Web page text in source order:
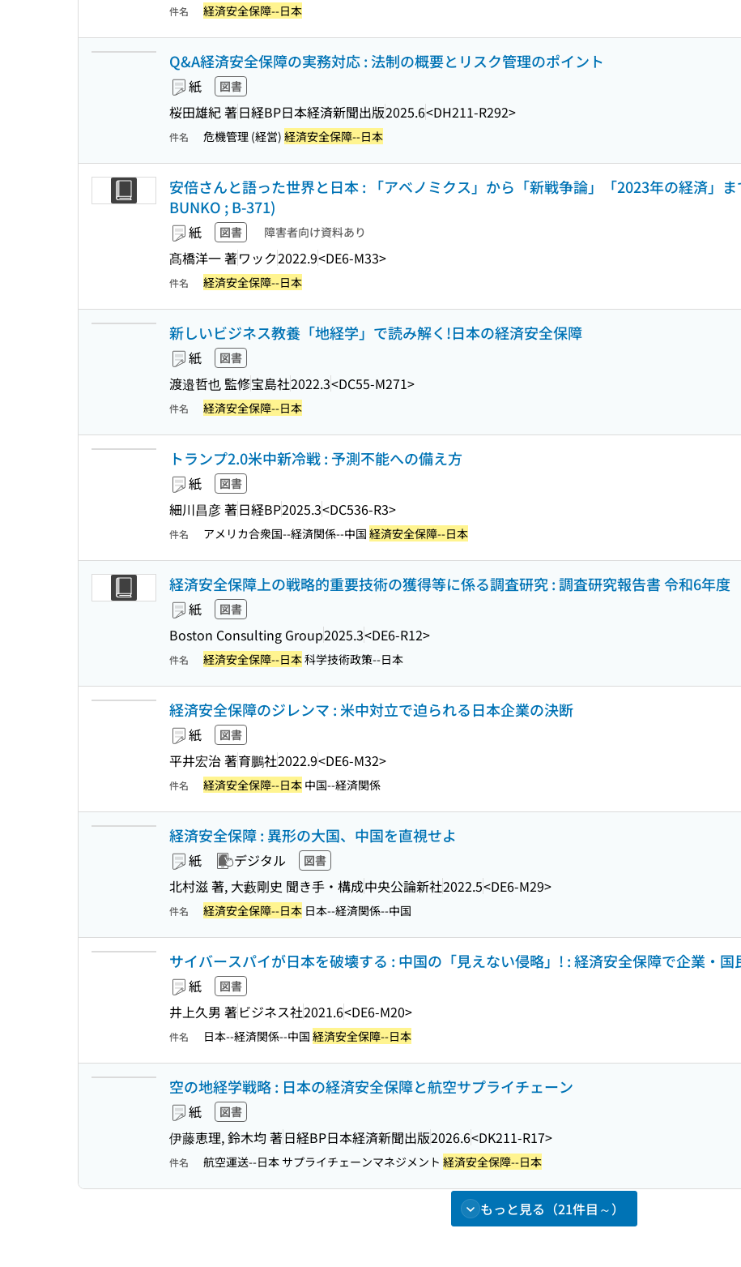
件名 経済安全保障--日本
Q&A経済安全保障の実務対応 : 法制の概要とリスク管理のポイント
紙 図書
桜田雄紀 著日経BP日本経済新聞出版2025.6<DH211-R292>
件名 危機管理 (経営) 経済安全保障--日本
安倍さんと語った世界と日本 : 「アベノミクス」から「新戦争論」「2023年の経済」ま
BUNKO ; B-371)
紙 図書 障害者向け資料あり
髙橋洋一 著ワック2022.9<DE6-M33>
件名 経済安全保障--日本
新しいビジネス教養「地経学」で読み解く!日本の経済安全保障
紙 図書
渡邉哲也 監修宝島社2022.3<DC55-M271>
件名 経済安全保障--日本
トランプ2.0米中新冷戦 : 予測不能への備え方
紙 図書
細川昌彦 著日経BP2025.3<DC536-R3>
件名 アメリカ合衆国--経済関係--中国 経済安全保障--日本
経済安全保障上の戦略的重要技術の獲得等に係る調査研究 : 調査研究報告書 令和6年度
紙 図書
Boston Consulting Group2025.3<DE6-R12>
件名 経済安全保障--日本科学技術政策--日本
経済安全保障のジレンマ : 米中対立で迫られる日本企業の決断
紙 図書
平井宏治 著育鵬社2022.9<DE6-M32>
件名 経済安全保障--日本 中国--経済関係
経済安全保障 : 異形の大国、中国を直視せよ
紙 デジタル 図書
北村滋 著, 大藪剛史 聞き手・構成中央公論新社2022.5<DE6-M29>
件名 経済安全保障--日本 日本--経済関係--中国
サイバースパイが日本を破壊する : 中国の「見えない侵略」! : 経済安全保障で企業・国
紙 図書
井上久男 著ビジネス社2021.6<DE6-M20>
件名 日本--経済関係--中国 経済安全保障--日本
空の地経学戦略 : 日本の経済安全保障と航空サプライチェーン
紙 図書
伊藤恵理, 鈴木均 著日経BP日本経済新聞出版2026.6<DK211-R17>
件名 航空運送--日本 サプライチェーンマネジメント 経済安全保障--日本
もっと見る（21件目～）